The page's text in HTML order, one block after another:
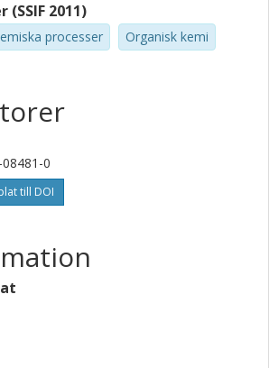
2011)
processer Organisk kemi
0
till DOI